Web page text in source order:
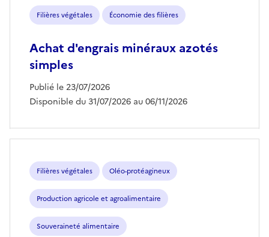
Filières végétales Économie des filières
Achat d'engrais minéraux azotés
simples
Publié le 23/07/2026
Disponible du 31/07/2026 au 06/11/2026
Filières végétales Oléo-protéagineux
Production agricole et agroalimentaire
Souveraineté alimentaire